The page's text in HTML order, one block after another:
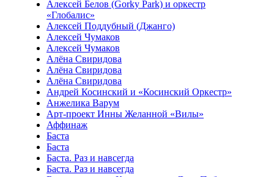
Алексей Белов (Gorky Park) и оркестр
«Глобалис»
Алексей Поддубный (Джанго)
Алексей Чумаков
Алексей Чумаков
Алёна Свиридова
Алёна Свиридова
Алёна Свиридова
Андрей Косинский и «Косинский Оркестр»
Анжелика Варум
Арт-проект Инны Желанной «Вилы»
Аффинаж
Баста
Баста
Баста. Раз и навсегда
Баста. Раз и навсегда